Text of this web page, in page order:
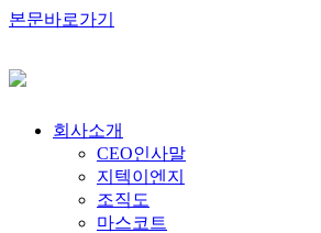
본문바로가기
회사소개
CEO인사말
지텍이엔지
조직도
마스코트